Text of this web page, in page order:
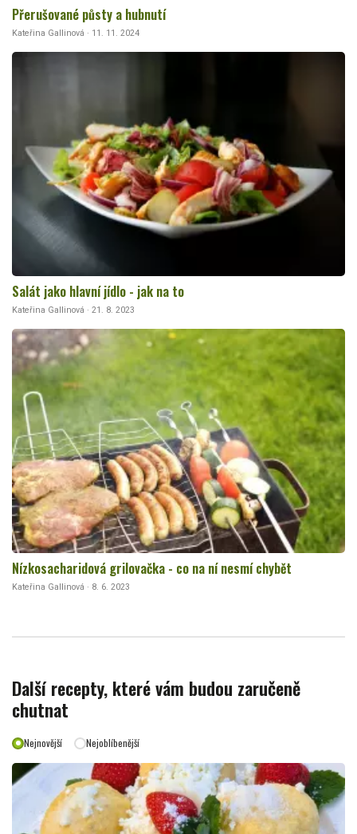
Přerušované půsty a hubnutí
Kateřina Gallinová · 11. 11. 2024
Salát jako hlavní jídlo - jak na to
Kateřina Gallinová · 21. 8. 2023
Nízkosacharidová grilovačka - co na ní nesmí chybět
Kateřina Gallinová · 8. 6. 2023
Další recepty, které vám budou zaručeně
chutnat
Nejnovější Nejoblíbenější